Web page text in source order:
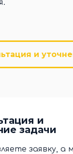
и
задачи
заявку, а